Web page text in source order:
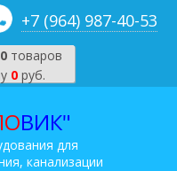
+7 (964) 987-40-53
0товаров
0 руб.
ВИК"
для
канализации